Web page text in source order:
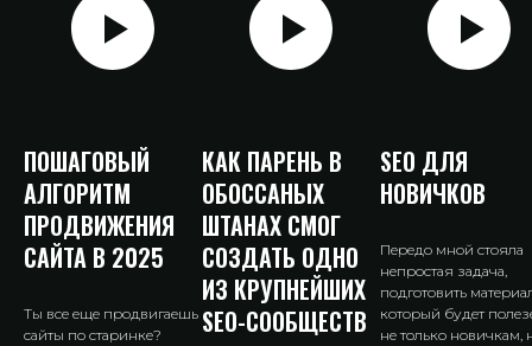
ПОШАГОВЫЙ
АЛГОРИТМ
ПРОДВИЖЕНИЯ
САЙТА В 2025
Ты все еще продвигаешь
сайты по старинке?
КАК ПАРЕНЬ В
ОБОССАНЫХ
ШТАНАХ СМОГ
СОЗДАТЬ ОДНО
ИЗ КРУПНЕЙШИХ
SEO-СООБЩЕСТВ
SEO ДЛЯ
НОВИЧКОВ
Передо мной стояла
непростая задача,
подготовить
который будет
не только новичкам,